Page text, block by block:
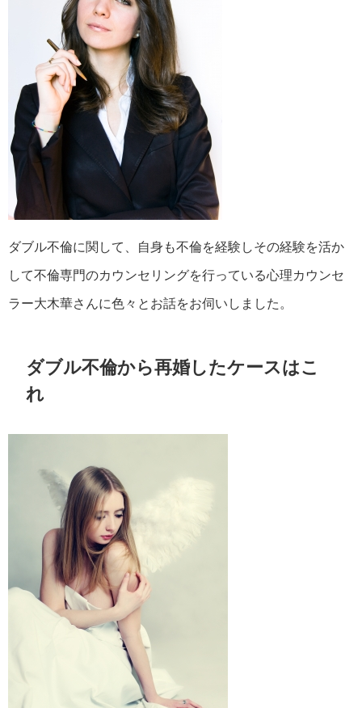
ダブル不倫に関して、自身も不倫を経験しその経験を活か
して不倫専門のカウンセリングを行っている心理カウンセ
ラー大木華さんに色々とお話をお伺いしました。
ダブル不倫から再婚したケースはこ
れ